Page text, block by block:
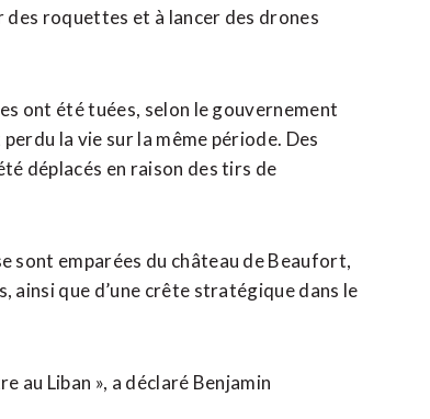
des roquettes et à lancer des drones
ont été tuées, selon le gouvernement
la vie sur la même période. Des
déplacés ​en raison des tirs de
sont emparées du château de Beaufort,
ainsi que d’une crête stratégique dans le
au Liban », a déclaré Benjamin